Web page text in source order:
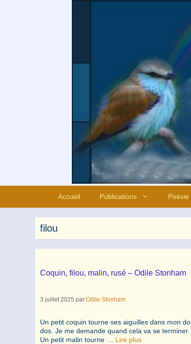
Accueil Publications Poésie
filou
Coquin, filou, malin, rusé – Odile Stonham
3 juillet 2025 par Odile Stonham
Un petit coquin tourne ses aiguilles dans mon
dos. Je me demande quand cela va se
Un petit malin tourne … Lire plus